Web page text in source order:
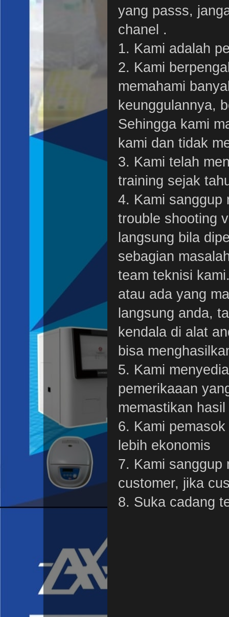
yang passs,
chanel .
1. Kami adalah
2. Kami
memahami
keunggulannya,
Sehingga kami
kami dan tidak
3. Kami telah
training sejak
4. Kami sanggup
trouble shooting
langsung bila
sebagian
team teknisi
atau ada yang
langsung anda,
kendala di alat
bisa
5. Kami
pemerikaaan
memastikan
6. Kami
lebih ekonomis
7. Kami sanggup
customer, jika
8. Suka cadang